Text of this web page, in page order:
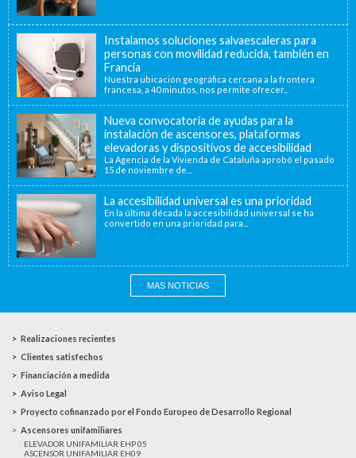
Instalamos soluciones salvaescaleras para
personas con movilidad reducida, también en
Francia
Nuestra ubicación geográfica cercana a la frontera
francesa, a 40 minutos, nos permite ofrecer...
Nueva convocatoria de ayudas para la
instalación de ascensores, plataformas
elevadoras y dispositivos de accesibilidad
La Agencia de la Vivienda de Cataluña aprobó el pasado
15 de noviembre de...
La accesibilidad universal es una prioridad
En la última década la accesibilidad universal se ha
convertido en una prioridad para...
MAS NOTICIAS
Realizaciones recientes
Clientes satisfechos
Financiación a medida
Aviso Legal
Proyecto cofinanzado por el Fondo Europeo de Desarrollo Regional
Ascensores unifamiliares
ELEVADOR UNIFAMILIAR EHP 05
ASCENSOR UNIFAMILIAR EH09